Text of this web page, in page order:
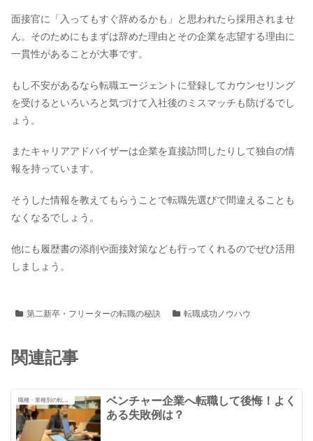
面接官に「入ってもすぐ辞めるかも」と思われたら採用されませ
ん。そのためにもまずは辞めた理由とその企業を志望する理由に
一貫性があることが大事です。
もし不安があるなら転職エージェントに登録してカウンセリング
を受けるといろいろと気づけて入社後のミスマッチも防げるでし
ょう。
またキャリアアドバイザーは企業を直接訪問したりして独自の情
報を持っています。
そうした情報を教えてもらうことで転職先選びで間違えることも
なくなるでしょう。
他にも履歴書の添削や面接対策なども行ってくれるのでぜひ活用
しましょう。
第二新卒・フリーターの転職の秘訣 転職成功ノウハウ
関連記事
職種・業種別の転職の秘訣
ベンチャー企業へ転職して後悔！よく
ある失敗例は？